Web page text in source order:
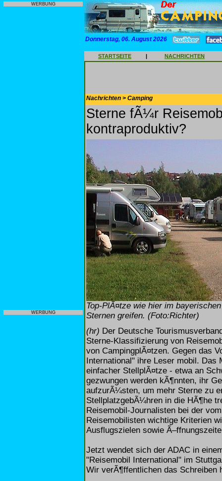
WERBUNG
WERBUNG
Donnerstag, 06. August 2026
STARTSEITE | NACHRICHTEN
Nachrichten > Camping
Sterne fÃ¼r
kontraproduktiv?
Top-PlÃ¤tze wie hier im
Sternen greifen. (Foto:Richter)
(hr) Der Deutsche
Sterne-Klassifizierung von
von CampingplÃ¤tzen. Gegen das
International" ihre Leser mobil.
einfacher StellplÃ¤tze - etwa an
gezwungen werden kÃ¶nnten, ihr
aufzurÃ¼sten, um mehr Sterne zu
StellplatzgebÃ¼hren in die HÃ¶he
Reisemobil-Journalisten bei der
Reisemobilisten wichtige Kriterien
Ausflugszielen sowie
Jetzt wendet sich der ADAC in
"Reisemobil International" im
Wir verÃ¶ffentlichen das Schreiben